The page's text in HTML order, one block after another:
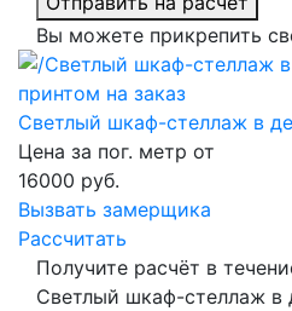
Вы можете прикрепить
Светлый шкаф-стеллаж в
Цена за пог. метр от
16000 руб.
Вызвать замерщика
Рассчитать
Получите расчёт в
Светлый шкаф-стеллаж в